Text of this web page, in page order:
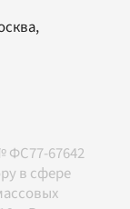
,
ФС77-67642
в сфере